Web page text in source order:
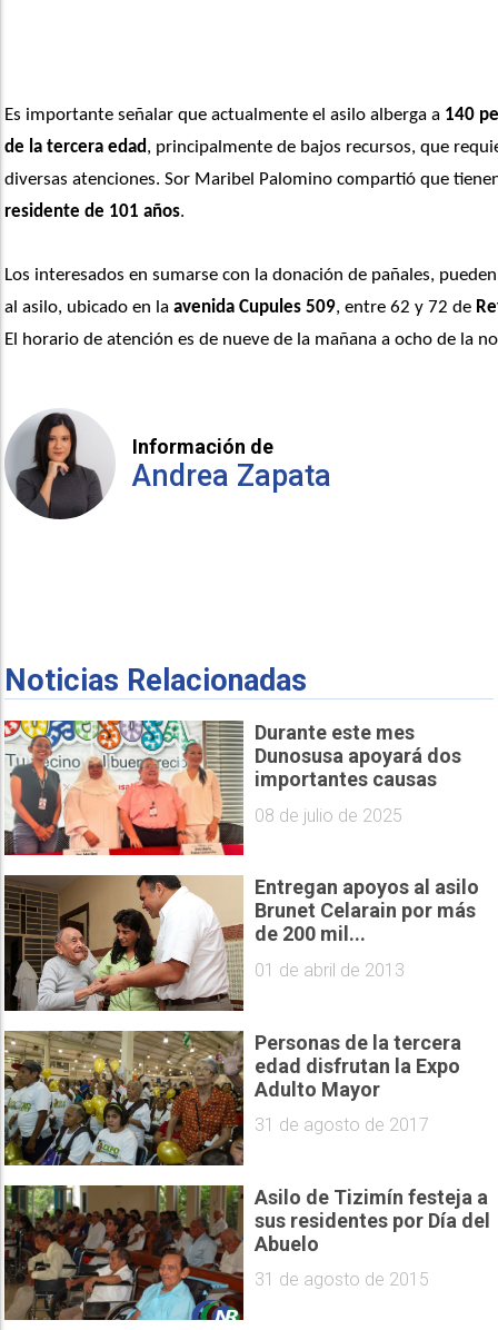
Es importante señalar que actualmente el asilo alberga a 140
de la tercera edad, principalmente de bajos recursos, que
residente de 101 años.
Los interesados en sumarse con la donación de pañales,
al asilo, ubicado en la avenida Cupules 509, entre 62 y 72 de
El horario de atención es de nueve de la mañana a ocho de la
Información de
Andrea Zapata
Noticias Relacionadas
Durante este mes
Dunosusa apoyará dos
importantes causas
08 de julio de 2025
Entregan apoyos al asilo
Brunet Celarain por más
de 200 mil...
01 de abril de 2013
Personas de la tercera
edad disfrutan la Expo
Adulto Mayor
31 de agosto de 2017
Asilo de Tizimín festeja a
sus residentes por Día del
Abuelo
31 de agosto de 2015